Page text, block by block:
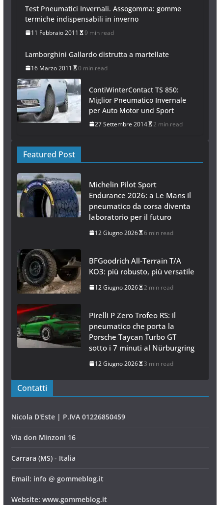
Test Pneumatici Invernali. Assogomma: gomme
termiche indispensabili in inverno
11 Febbraio 2011 9 min read
Lamborghini Gallardo distrutta a martellate
16 Marzo 2011 0 min read
ContiWinterContact TS 850:
Miglior Pneumatico Invernale
per Auto Motor und Sport
27 Settembre 2014 2 min read
Featured Post
Michelin Pilot Sport
Endurance 2026: a Le Mans il
pneumatico da corsa diventa
laboratorio per il futuro
12 Giugno 2026 6 min read
BFGoodrich All-Terrain T/A
KO3: più robusto, più versatile
12 Giugno 2026 2 min read
Pirelli P Zero Trofeo RS: il
pneumatico che porta la
Porsche Taycan Turbo GT
sotto i 7 minuti al Nürburgring
12 Giugno 2026 3 min read
Contatti
Nicola D'Este | P.IVA 01226850459
Via don Minzoni 16
Carrara (MS) - Italia
Email: info @ gommeblog.it
Website: www.gommeblog.it